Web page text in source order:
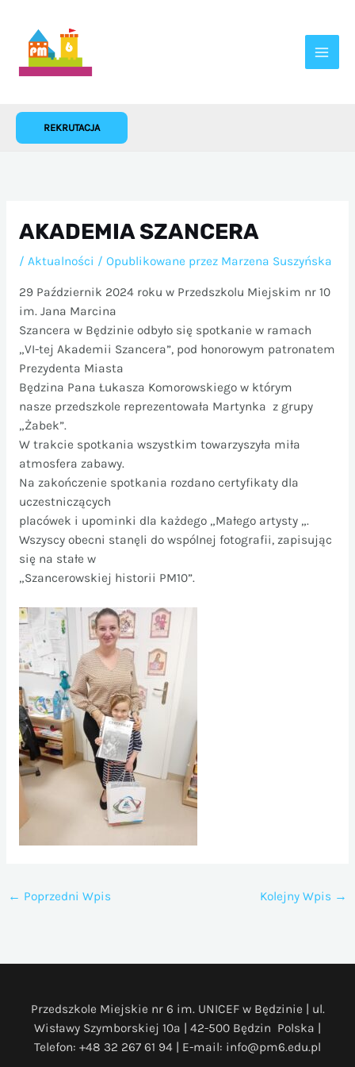
treści
REKRUTACJA
AKADEMIA SZANCERA
/ Aktualności / Opublikowane przez Marzena Suszyńska
29 Październik 2024 roku w Przedszkolu Miejskim nr 10
im. Jana Marcina
Szancera w Będzinie odbyło się spotkanie w ramach
„VI-tej Akademii Szancera”, pod honorowym patronatem
Prezydenta Miasta
Będzina Pana Łukasza Komorowskiego w którym
nasze przedszkole reprezentowała Martynka z grupy
„Żabek”.
W trakcie spotkania wszystkim towarzyszyła miła
atmosfera zabawy.
Na zakończenie spotkania rozdano certyfikaty dla
uczestniczących
placówek i upominki dla każdego „Małego artysty „.
Wszyscy obecni stanęli do wspólnej fotografii, zapisując
się na stałe w
„Szancerowskiej historii PM10”.
← Poprzedni Wpis Kolejny Wpis →
Przedszkole Miejskie nr 6 im. UNICEF w Będzinie | ul.
Wisławy Szymborskiej 10a | 42-500 Będzin Polska |
Telefon: +48 32 267 61 94 | E-mail: info@pm6.edu.pl